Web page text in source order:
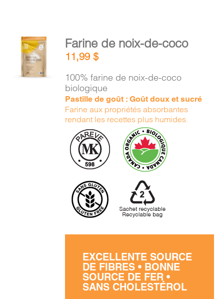
AJOUTER
AU
PANIER
Farine de noix-de-coco
11,99$
100% farine de noix-de-coco
biologique
Pastille de goût : Goût doux et sucré
Farine aux propriétés absorbantes
rendant les recettes plus humides.
EXCELLENTE SOURCE
DE FIBRES • BONNE
SOURCE DE FER •
SANS CHOLESTÉROL